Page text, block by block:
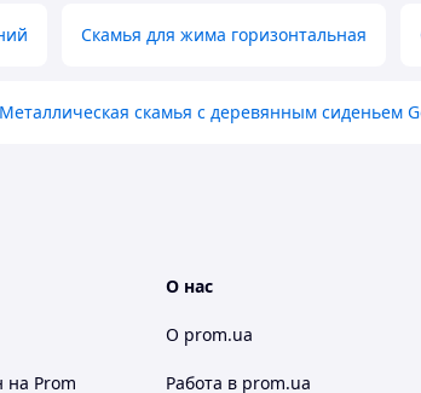
Скамья для жима горизонтальная
Металлическая скамья с деревянным сиденьем
на Prom
О нас
О prom.ua
Работа в prom.ua